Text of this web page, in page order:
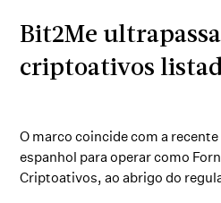
Bit2Me
criptoativos
O marco coincide com a
espanhol para operar como
Criptoativos, ao abrigo do